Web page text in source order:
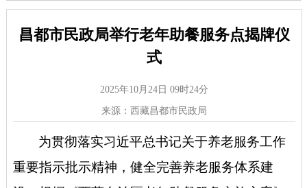
昌都市民政局举行老年助餐服务点揭牌仪
式
2025年10月24日 09时24分
来源：西藏昌都市民政局
为贯彻落实习近平总书记关于养老服务工作
重要指示批示精神，健全完善养老服务体系建